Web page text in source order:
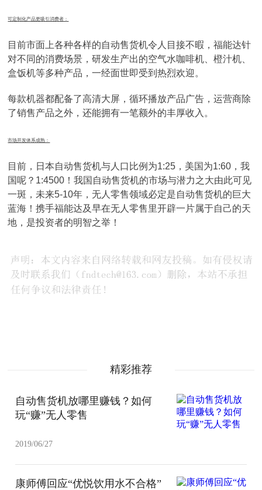
可定制化产品更吸引消费者：
目前市面上各种各样的自动售货机令人目接不暇，福能达针
对不同的消费场景，研发生产出的空气水咖啡机、橙汁机、
盒饭机等多种产品，一经面世即受到热烈欢迎。
每款机器都配备了高清大屏，循环播放产品广告，运营商除
了销售产品之外，还能拥有一笔额外的丰厚收入。
市场开发体系成熟：
目前，日本自动售货机与人口比例为1:25，美国为1:60，我
国呢？1:4500！我国自动售货机的市场与潜力之大由此可见
一斑，未来5-10年，无人零售领域必定是自动售货机的巨大
蓝海！携手福能达及早在无人零售里开辟一片属于自己的天
地，是投资者的明智之举！
精彩推荐
自动售货机放哪里赚钱？如何
玩“赚”无人零售
2019/06/27
康师傅回应“优悦饮用水不合格”